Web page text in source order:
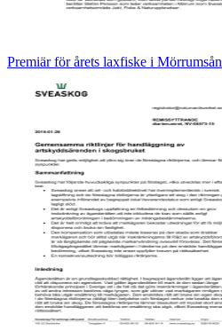
Premiär för årets laxfiske i Mörrumsån